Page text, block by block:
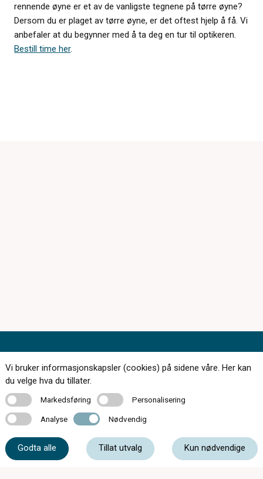
rennende øyne er et av de vanligste tegnene på tørre øyne?
Dersom du er plaget av tørre øyne, er det oftest hjelp å få. Vi
anbefaler at du begynner med å ta deg en tur til optikeren.
Bestill time her.
174 butikker over hele landet
Kontakt oss
Om c)optikk
Bli en del av c)optikk!
Vi bruker informasjonskapsler (cookies) på sidene våre. Her kan
du velge hva du tillater.
MarkedsføringMarkedsføring PersonaliseringPersonalisering
Analyse Analyse Nødvendig Nødvendig
Godta alle Tillat utvalg Kun nødvendige